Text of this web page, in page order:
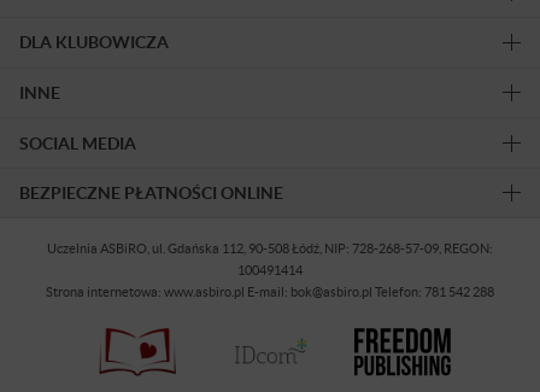
DLA KLUBOWICZA
INNE
SOCIAL MEDIA
BEZPIECZNE PŁATNOŚCI ONLINE
Uczelnia ASBiRO, ul. Gdańska 112, 90-508 Łódź, NIP: 728-268-57-09, REGON:
100491414
Strona internetowa: www.asbiro.pl E-mail: bok@asbiro.pl Telefon: 781 542 288